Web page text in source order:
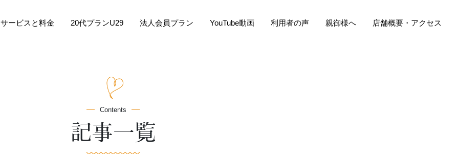
サービスと料金 20代プランU29 法人会員プラン YouTube動画 利用者の声 親御様へ 店舗概要・アクセス
Contents
記事一覧